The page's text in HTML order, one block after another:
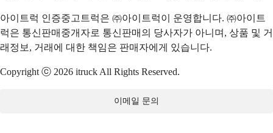
아이트럭 인증중고트럭은 ㈜아이트럭이 운영합니다. ㈜아이트
럭은 통신판매중개자로 통신판매의 당사자가 아니며, 상품 및 거
래정보, 거래에 대한 책임은 판매자에게 있습니다.
Copyright ⓒ 2026 itruck All Rights Reserved.
이메일 문의